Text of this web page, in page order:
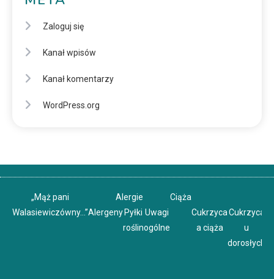
Zaloguj się
Kanał wpisów
Kanał komentarzy
WordPress.org
„Mąż pani
Walasiewiczówny…”
Alergie
Alergeny Pyłki
roślin
Uwagi
ogólne
Ciąża
Cukrzyca
a ciąża
Cukrzyca
u
dorosłych